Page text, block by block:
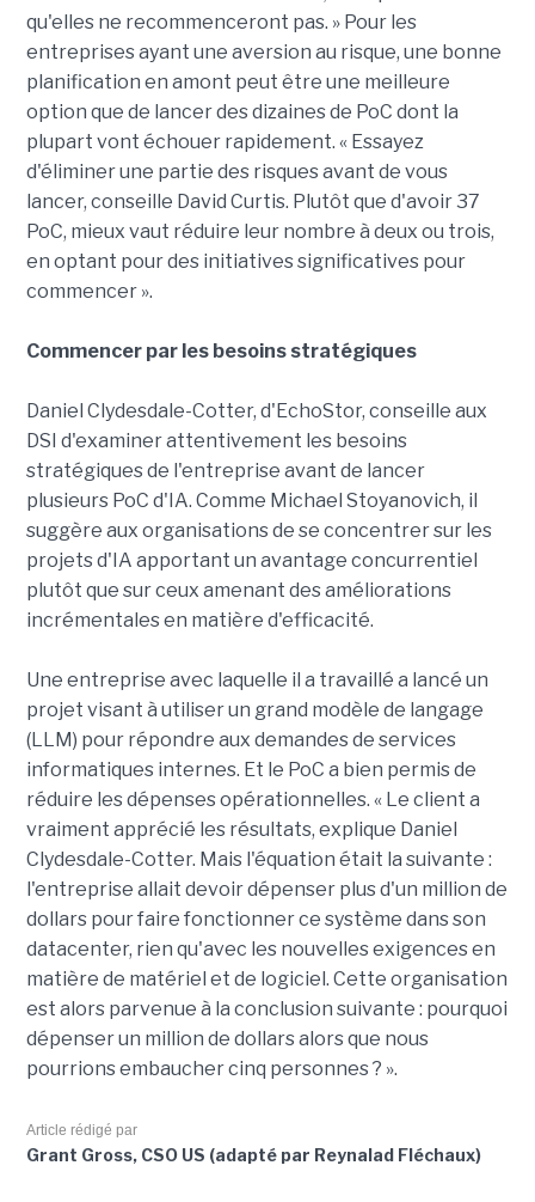
qu'elles ne recommenceront pas. » Pour les
entreprises ayant une aversion au risque, une bonne
planification en amont peut être une meilleure
option que de lancer des dizaines de PoC dont la
plupart vont échouer rapidement. « Essayez
d'éliminer une partie des risques avant de vous
lancer, conseille David Curtis. Plutôt que d'avoir 37
PoC, mieux vaut réduire leur nombre à deux ou trois,
en optant pour des initiatives significatives pour
commencer ».
Commencer par les besoins stratégiques
Daniel Clydesdale-Cotter, d'EchoStor, conseille aux
DSI d'examiner attentivement les besoins
stratégiques de l'entreprise avant de lancer
plusieurs PoC d'IA. Comme Michael Stoyanovich, il
suggère aux organisations de se concentrer sur les
projets d'IA apportant un avantage concurrentiel
plutôt que sur ceux amenant des améliorations
incrémentales en matière d'efficacité.
Une entreprise avec laquelle il a travaillé a lancé un
projet visant à utiliser un grand modèle de langage
(LLM) pour répondre aux demandes de services
informatiques internes. Et le PoC a bien permis de
réduire les dépenses opérationnelles. « Le client a
vraiment apprécié les résultats, explique Daniel
Clydesdale-Cotter. Mais l'équation était la suivante :
l'entreprise allait devoir dépenser plus d'un million de
dollars pour faire fonctionner ce système dans son
datacenter, rien qu'avec les nouvelles exigences en
matière de matériel et de logiciel. Cette organisation
est alors parvenue à la conclusion suivante : pourquoi
dépenser un million de dollars alors que nous
pourrions embaucher cinq personnes ? ».
Article rédigé par
Grant Gross, CSO US (adapté par Reynalad Fléchaux)